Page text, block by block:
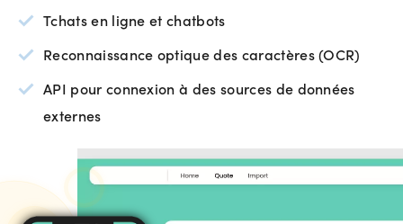
Tchats en ligne et chatbots
Reconnaissance optique des caractères (OCR)
API pour connexion à des sources de données
externes